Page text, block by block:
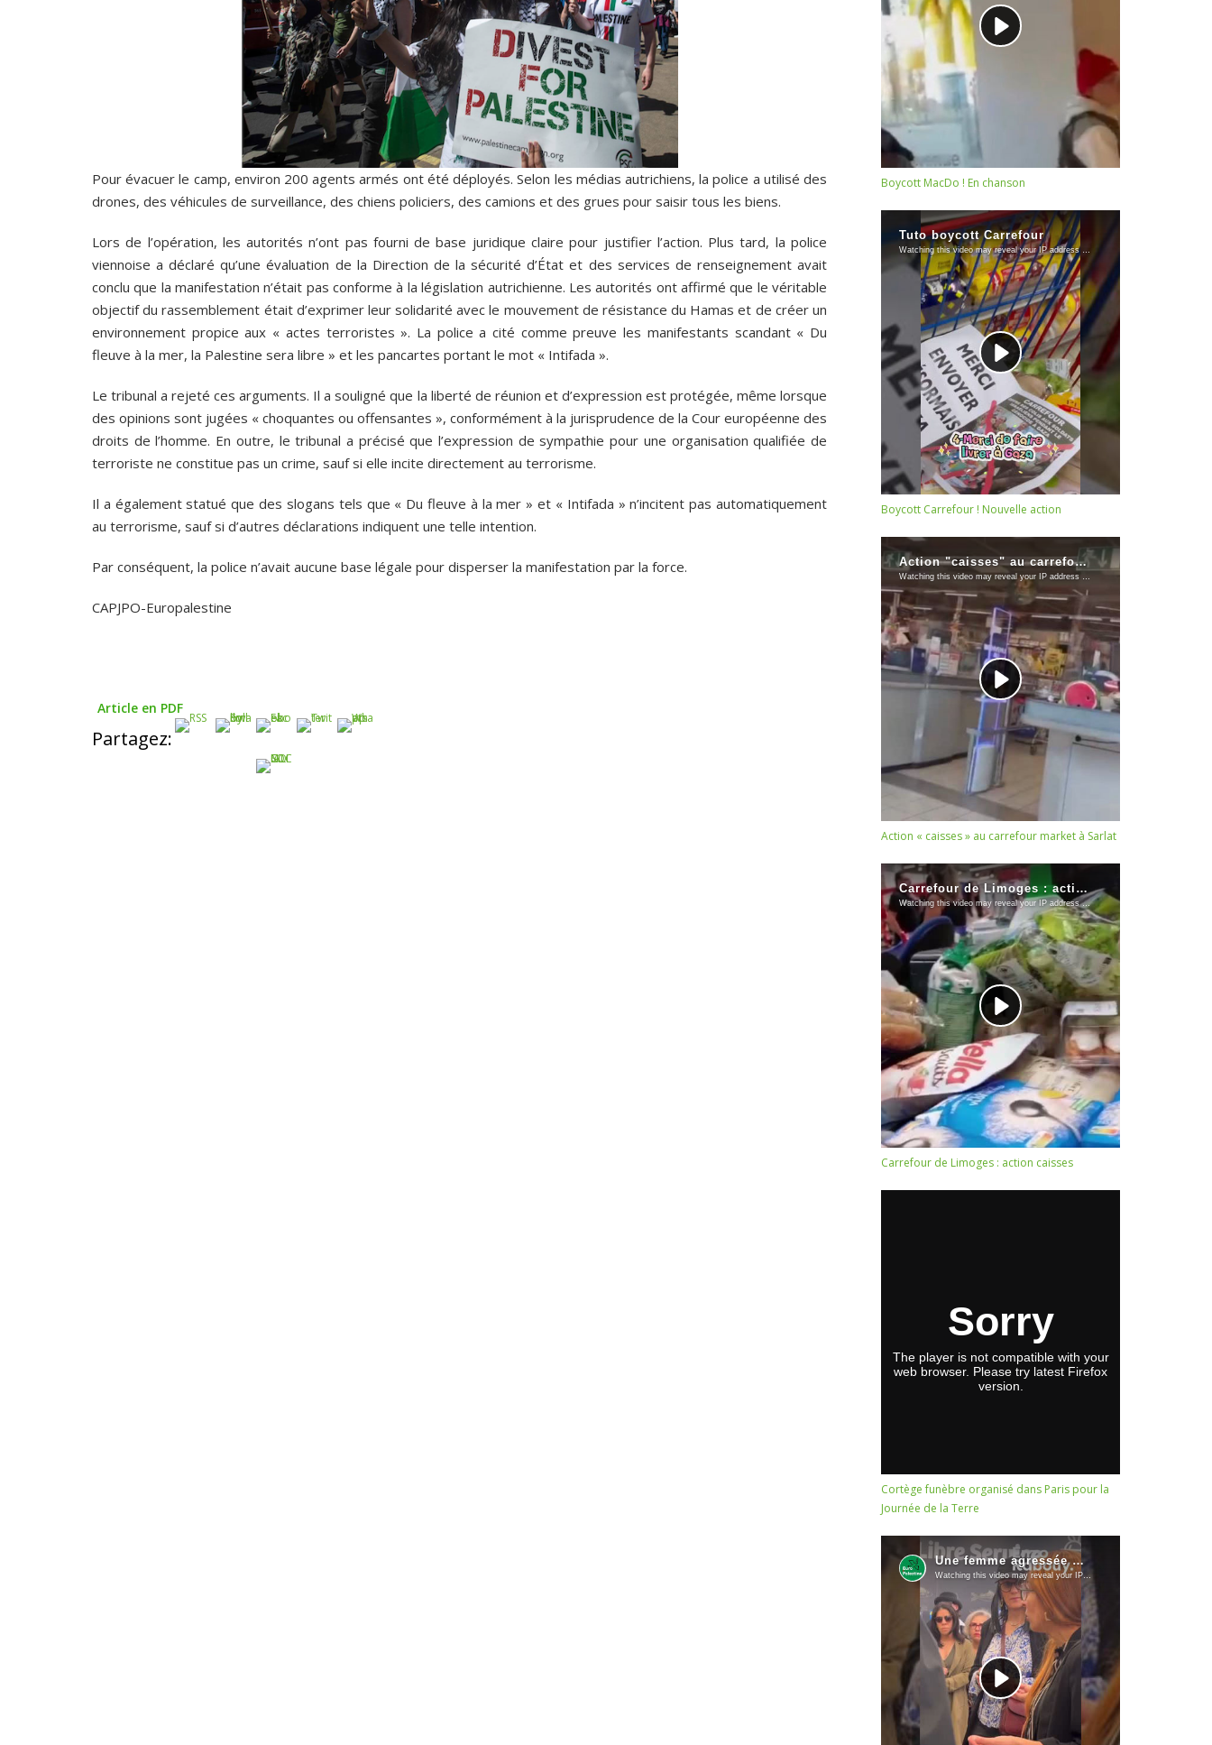
Pour évacuer le camp, environ 200 agents armés ont été déployés. Selon les médias autrichiens, la police a utilisé des
drones, des véhicules de surveillance, des chiens policiers, des camions et des grues pour saisir tous les biens.
Lors de l’opération, les autorités n’ont pas fourni de base juridique claire pour justifier l’action. Plus tard, la police
viennoise a déclaré qu’une évaluation de la Direction de la sécurité d’État et des services de renseignement avait
conclu que la manifestation n’était pas conforme à la législation autrichienne. Les autorités ont affirmé que le véritable
objectif du rassemblement était d’exprimer leur solidarité avec le mouvement de résistance du Hamas et de créer un
environnement propice aux « actes terroristes ». La police a cité comme preuve les manifestants scandant « Du
fleuve à la mer, la Palestine sera libre » et les pancartes portant le mot « Intifada ».
Le tribunal a rejeté ces arguments. Il a souligné que la liberté de réunion et d’expression est protégée, même lorsque
des opinions sont jugées « choquantes ou offensantes », conformément à la jurisprudence de la Cour européenne des
droits de l’homme. En outre, le tribunal a précisé que l’expression de sympathie pour une organisation qualifiée de
terroriste ne constitue pas un crime, sauf si elle incite directement au terrorisme.
Il a également statué que des slogans tels que « Du fleuve à la mer » et « Intifada » n’incitent pas automatiquement
au terrorisme, sauf si d’autres déclarations indiquent une telle intention.
Par conséquent, la police n’avait aucune base légale pour disperser la manifestation par la force.
CAPJPO-Europalestine
Article en PDF
Partagez:
Boycott MacDo ! En chanson
Boycott Carrefour ! Nouvelle action
Action « caisses » au carrefour market à Sarlat
Carrefour de Limoges : action caisses
Cortège funèbre organisé dans Paris pour la
Journée de la Terre